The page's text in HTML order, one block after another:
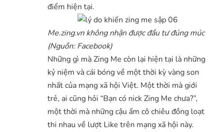
điểm hiện tại.
Me.zing.vn không nhận được đầu tư đúng múc
(Nguồn: Facebook)
Những gì mà Zing Me còn lại hiện tại là những
kỷ niệm và cái bóng về một thời kỳ vàng son
nhất của mạng xã hội Việt. Một thời mà giới
trẻ, ai cũng hỏi “Bạn có nick Zing Me chưa?”,
một thời mà những cậu ấm cô chiêu đồng loạt
thi nhau về lượt Like trên mạng xã hội này.